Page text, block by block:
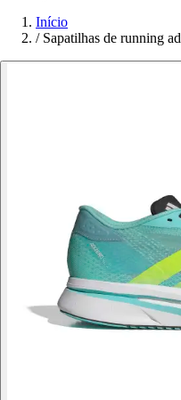
Início
/ Sapatilhas de running